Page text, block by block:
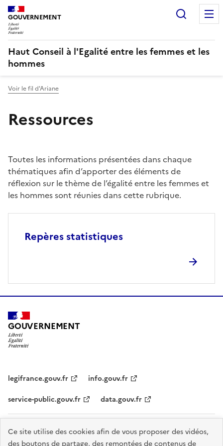
Panneau de gestion des cookies
Ce site utilise des cookies afin de vous proposer des vidéos,
des boutons de partage, des remontées de contenus de
GOUVERNEMENT
Haut Conseil à l'Egalité entre les femmes et les
hommes
Voir le fil d'Ariane
Ressources
Toutes les informations présentées dans chaque
thématiques afin d’apporter des éléments de
réflexion sur le thème de l’égalité entre les femmes et
les hommes sont réunies dans cette rubrique.
Repères statistiques
GOUVERNEMENT
legifrance.gouv.fr
info.gouv.fr
service-public.gouv.fr
data.gouv.fr
Plan du site Accessibilité - partiellement conforme
Mentions légales